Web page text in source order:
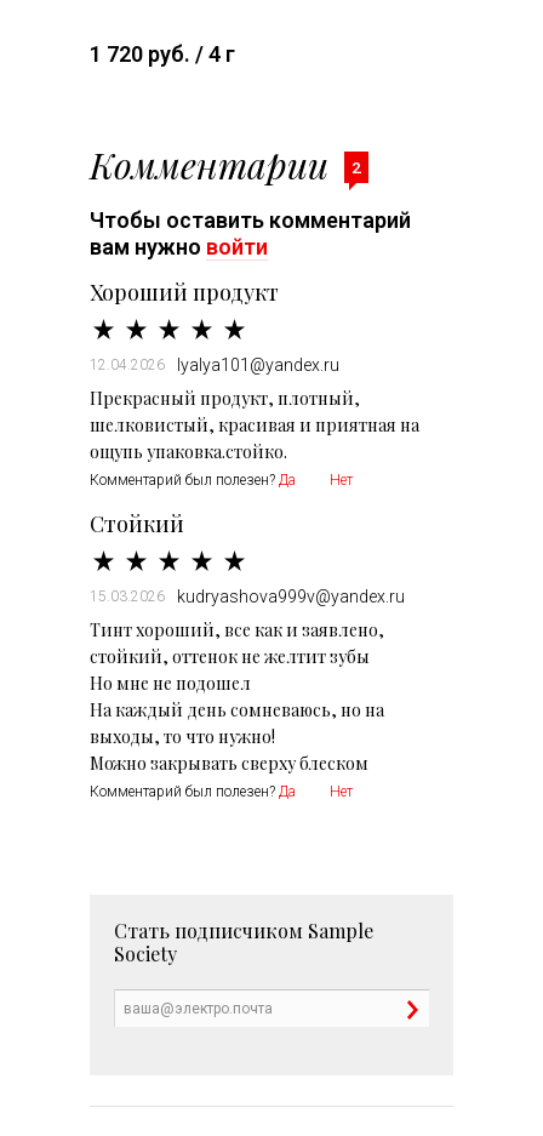
1 720 руб. / 4 г
Комментарии 2
Чтобы оставить комментарий
вам нужно войти
Хороший продукт
12.04.2026 lyalya101@yandex.ru
Прекрасный продукт, плотный,
шелковистый, красивая и приятная на
ощупь упаковка.стойко.
Комментарий был полезен? Да Нет
Стойкий
15.03.2026 kudryashova999v@yandex.ru
Тинт хороший, все как и заявлено,
стойкий, оттенок не желтит зубы
Но мне не подошел
На каждый день сомневаюсь, но на
выходы, то что нужно!
Можно закрывать сверху блеском
Комментарий был полезен? Да Нет
Стать подписчиком Sample
Society